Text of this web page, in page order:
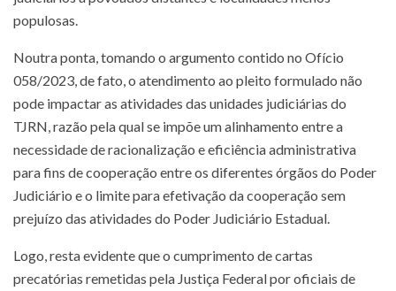
populosas.
Noutra ponta, tomando o argumento contido no Ofício
058/2023, de fato, o atendimento ao pleito formulado não
pode impactar as atividades das unidades judiciárias do
TJRN, razão pela qual se impõe um alinhamento entre a
necessidade de racionalização e eficiência administrativa
para fins de cooperação entre os diferentes órgãos do Poder
Judiciário e o limite para efetivação da cooperação sem
prejuízo das atividades do Poder Judiciário Estadual.
Logo, resta evidente que o cumprimento de cartas
precatórias remetidas pela Justiça Federal por oficiais de